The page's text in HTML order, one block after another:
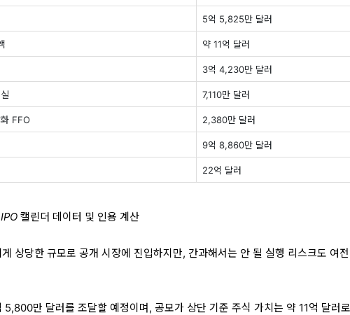
5억 5,825만 달러
약 11억 달러
3억 4,230만 달러
7,110만 달러
FFO 2,380만 달러
9억 8,860만 달러
22억 달러
캘린더 데이터 및 인용 계산
상당한 규모로 공개 시장에 진입하지만, 간과해서는 안 될 실행 리스크도 여
5,800만 달러를 조달할 예정이며, 공모가 상단 기준 주식 가치는 약 11억 달러